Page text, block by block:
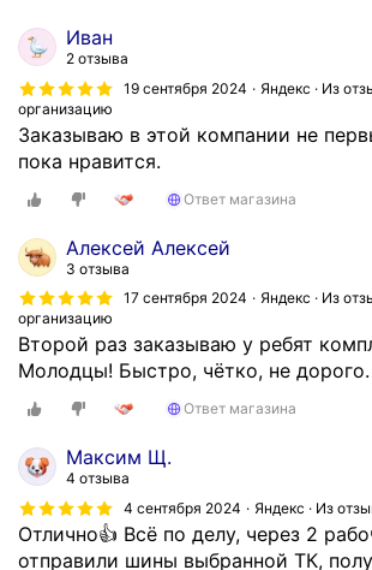
у
н
б
л
1
т
,
в
е
д
е
Иван
2 отзыва
19 сентября 2024
Яндекс · Из
организацию
Заказываю в этой компании не
пока нравится.
Ответ магазина
Алексей Алексей
3 отзыва
17 сентября 2024
Яндекс · Из
организацию
Второй раз заказываю у ребят
Молодцы! Быстро, чётко, не дорого.
Ответ магазина
Максим Щ.
4 отзыва
4 сентября 2024
Яндекс · Из
Отлично👍 Всë по делу, через 2
отправили шины выбранной ТК,